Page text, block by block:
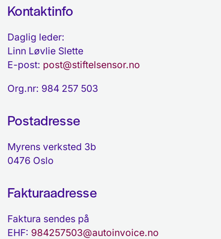
Kontaktinfo
Daglig leder:
Linn Løvlie Slette
E-post: post@stiftelsensor.no
Org.nr: 984 257 503
Postadresse
Myrens verksted 3b
0476 Oslo
Fakturaadresse
Faktura sendes på
EHF: 984257503@autoinvoice.no